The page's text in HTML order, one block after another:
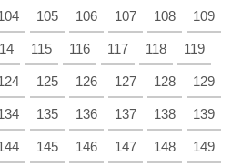
105 106 107 108 109
115 116 117 118 119
125 126 127 128 129
135 136 137 138 139
145 146 147 148 149